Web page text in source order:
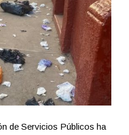
de Servicios Públicos ha